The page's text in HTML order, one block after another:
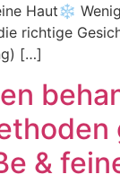
Haut❄️
richtige
[…]
&